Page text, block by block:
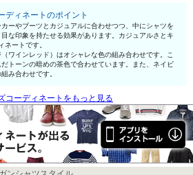
ディネートのポイント
ーやブーツとカジュアルに合わせつつ、中にシャツを
な印象を持たせる効果があります。カジュアルさとキ
ネートです。
ワインレッド）はオシャレな色の組み合わせです。こ
トーンの暗めの茶色で合わせています。また、ネイビ
み合わせです。
コーディネートをもっと見る